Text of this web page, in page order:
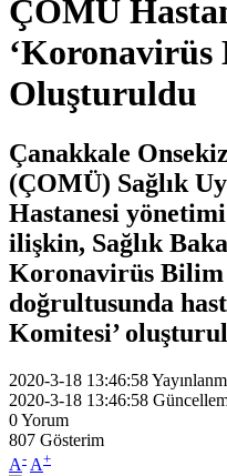
ÇOMÜ
‘Koronavirüs
Oluşturuldu
Çanakkale
(ÇOMÜ) Sağlık
Hastanesi
ilişkin, Sağlık
Koronavirüs
doğrultusunda
Komitesi’
2020-3-18 13:46:58
2020-3-18 13:46:58
0Yorum
807 Gösterim
A- A+